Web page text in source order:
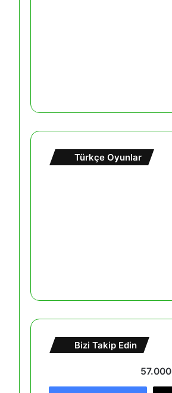
Türkçe Oyunlar
Bizi Takip Edin
57.000